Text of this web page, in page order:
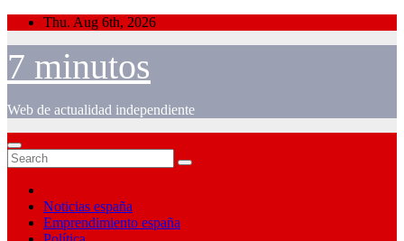
Skip
content
Thu. Aug 6th, 2026
7 minutos
Web de actualidad independiente
Noticias españa
Emprendimiento españa